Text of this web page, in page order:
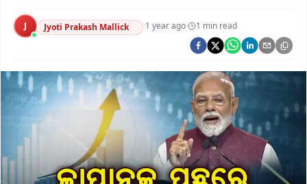
Argus Swaad Odisha
J Jyoti Prakash Mallick ·1 year ago· 1 min read